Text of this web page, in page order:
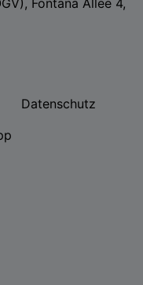
Fontana Allee 4,
Datenschutz